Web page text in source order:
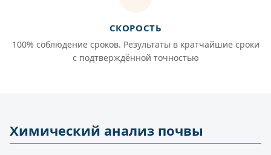
СКОРОСТЬ
100% соблюдение сроков. Результаты в кратчайшие сроки
с подтверждённой точностью
Химический анализ почвы